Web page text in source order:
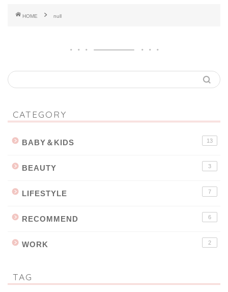
HOME null
CATEGORY
BABY＆KIDS 13
BEAUTY 3
LIFESTYLE 7
RECOMMEND 6
WORK 2
TAG